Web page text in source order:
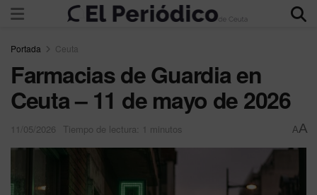
Portada Ceuta
Farmacias de Guardia en
Ceuta – 11 de mayo de 2026
11/05/2026 Tiempo de lectura: 1 minutos AA